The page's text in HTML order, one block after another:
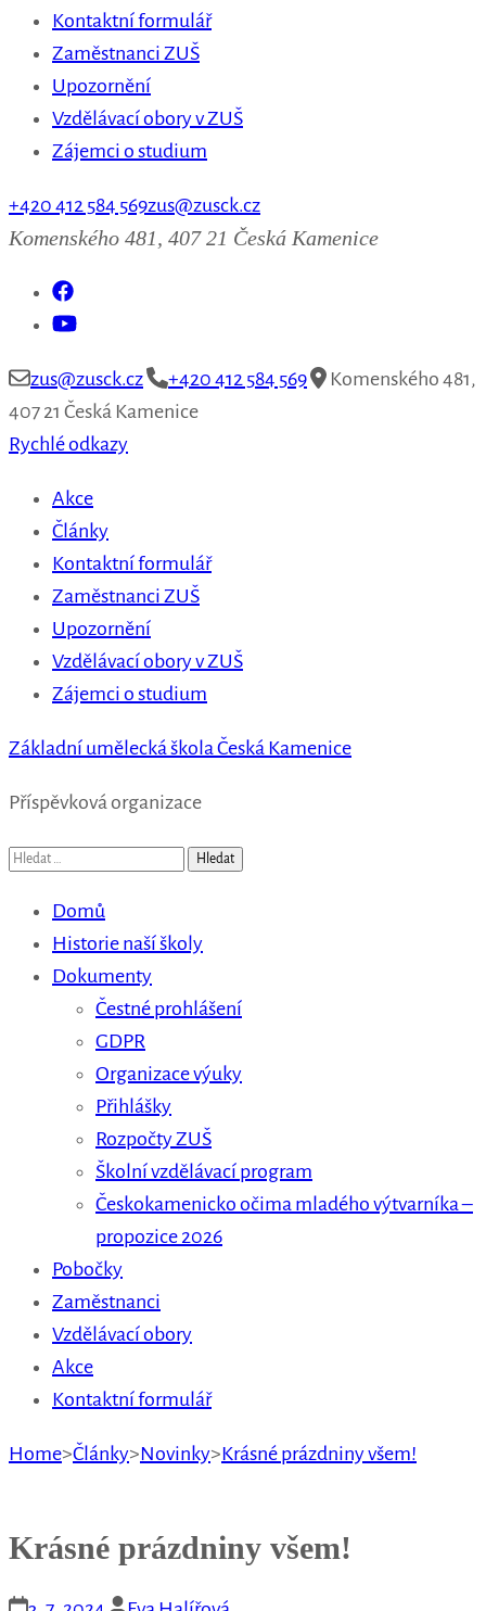
Kontaktní formulář
Zaměstnanci ZUŠ
Upozornění
Vzdělávací obory v ZUŠ
Zájemci o studium
+420 412 584 569zus@zusck.cz
Komenského 481, 407 21 Česká Kamenice
zus@zusck.cz +420 412 584 569
Komenského 481,
407 21 Česká Kamenice
Rychlé odkazy
Akce
Články
Kontaktní formulář
Zaměstnanci ZUŠ
Upozornění
Vzdělávací obory v ZUŠ
Zájemci o studium
Základní umělecká škola Česká Kamenice
Příspěvková organizace
Vyhledávání
Domů
Historie naší školy
Dokumenty
Čestné prohlášení
GDPR
Organizace výuky
Přihlášky
Rozpočty ZUŠ
Školní vzdělávací program
Českokamenicko očima mladého výtvarníka –
propozice 2026
Pobočky
Zaměstnanci
Vzdělávací obory
Akce
Kontaktní formulář
Home>Články>Novinky>Krásné prázdniny všem!
Krásné prázdniny všem!